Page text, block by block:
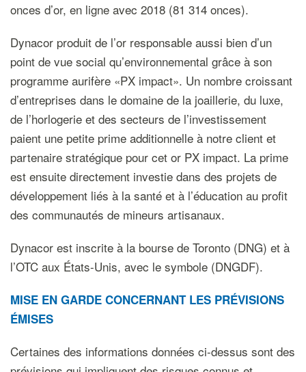
onces d’or, en ligne avec 2018 (81 314 onces).
Dynacor produit de l’or responsable aussi bien d’un
point de vue social qu’environnemental grâce à son
programme aurifère «PX impact». Un nombre croissant
d’entreprises dans le domaine de la joaillerie, du luxe,
de l’horlogerie et des secteurs de l’investissement
paient une petite prime additionnelle à notre client et
partenaire stratégique pour cet or PX impact. La prime
est ensuite directement investie dans des projets de
développement liés à la santé et à l’éducation au profit
des communautés de mineurs artisanaux.
Dynacor est inscrite à la bourse de Toronto (DNG) et à
l’OTC aux États-Unis, avec le symbole (DNGDF).
MISE EN GARDE CONCERNANT LES PRÉVISIONS
ÉMISES
Certaines des informations données ci-dessus sont des